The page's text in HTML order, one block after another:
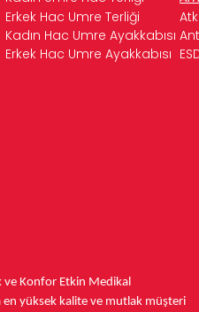
Erkek Hac Umre Terliği
Kadın Hac Umre Ayakkabısı
Erkek Hac Umre Ayakkabısı
ve Konfor Etkin Medikal
en yüksek kalite ve mutlak müşteri